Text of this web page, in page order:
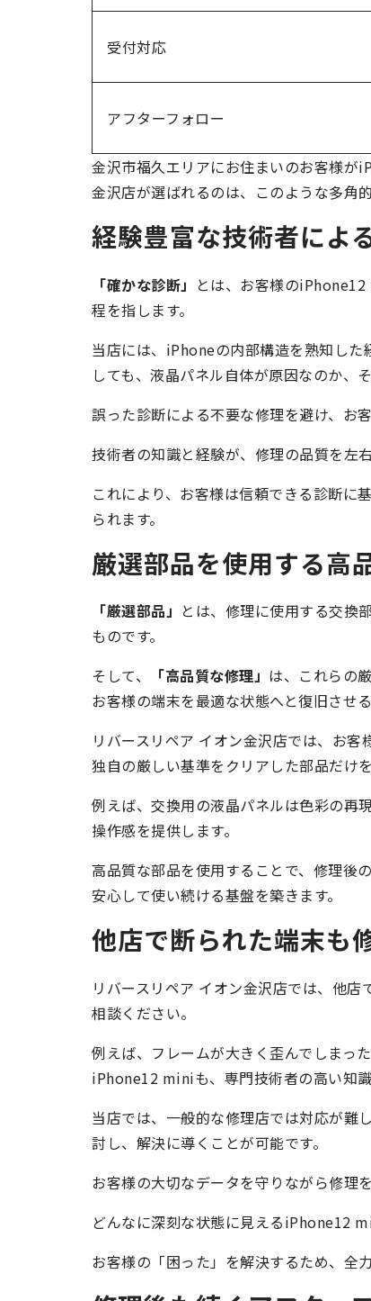
受付対応
アフターフォロー
金沢市福久エリアにお住まいのお客様
金沢店が選ばれるのは、このような多角
経験豊富な技術者によ
「確かな診断」 とは、お客様の
程を指します。
当店には、iPhoneの内部構造を熟知し
しても、液晶パネル自体が原因なのか、
誤った診断による不要な修理を避け、お
技術者の知識と経験が、修理の品質を左
これにより、お客様は信頼できる診断に
られます。
厳選部品を使用する高
「厳選部品」 とは、修理に使用する交換
ものです。
そして、
「高品質な修理」 は、これらの
お客様の端末を最適な状態へと復旧させ
リバースリペア イオン金沢店では、お
独自の厳しい基準をクリアした部品だけ
例えば、交換用の液晶パネルは色彩の再
操作感を提供します。
高品質な部品を使用することで、修理後
安心して使い続ける基盤を築きます。
他店で断られた端末も
リバースリペア イオン金沢店では、他
相談ください。
例えば、フレームが大きく歪んでしまっ
iPhone12 miniも、専門技術者の高い知
当店では、一般的な修理店では対応が難
討し、解決に導くことが可能です。
お客様の大切なデータを守りながら修理
どんなに深刻な状態に見えるiPhone12
お客様の「困った」を解決するため、全